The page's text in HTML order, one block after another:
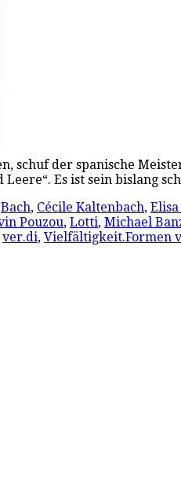
schuf der spanische
Es ist sein bislang
Bach, Cécile Kaltenbach,
Pouzou, Lotti, Michael
ver.di, Vielfältigkeit.Formen